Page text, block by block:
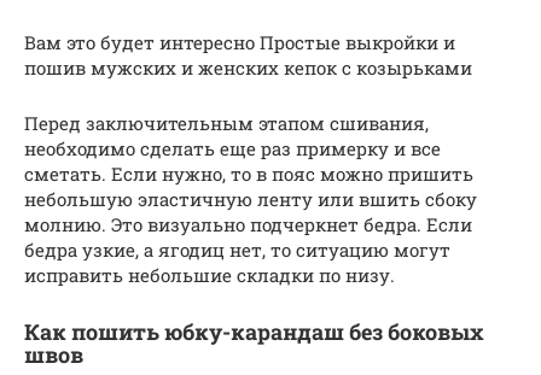
Вам это будет интересно Простые выкройки и
пошив мужских и женских кепок с козырьками
Перед заключительным этапом сшивания,
необходимо сделать еще раз примерку и все
сметать. Если нужно, то в пояс можно пришить
небольшую эластичную ленту или вшить сбоку
молнию. Это визуально подчеркнет бедра. Если
бедра узкие, а ягодиц нет, то ситуацию могут
исправить небольшие складки по низу.
Как пошить юбку-карандаш без боковых
швов